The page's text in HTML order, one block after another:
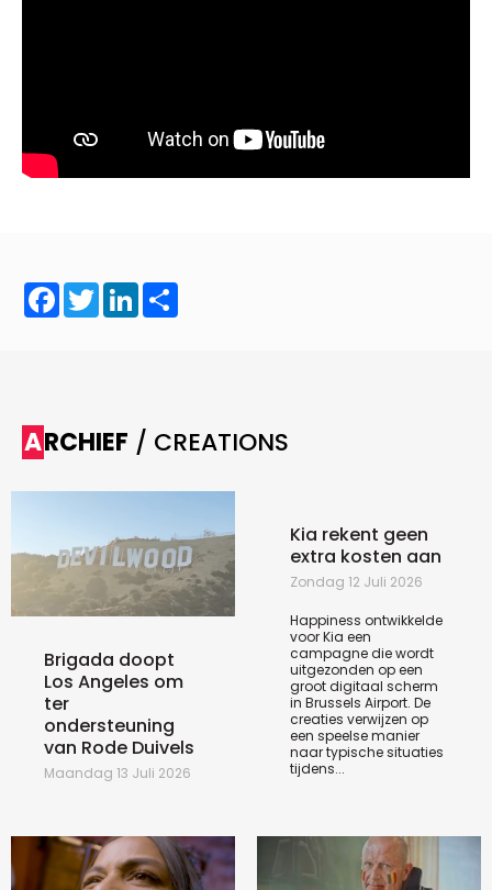
Facebook
TwitterLinkedIn
ARCHIEF / CREATIONS
Brigada doopt
Los Angeles om
ter
ondersteuning
van Rode Duivels
Maandag 13 Juli 2026
Kia rekent geen
extra kosten aan
Zondag 12 Juli 2026
Happiness ontwikkelde
voor Kia een
campagne die wordt
uitgezonden op een
groot digitaal scherm
in Brussels Airport. De
creaties verwijzen op
een speelse manier
naar typische situaties
tijdens...